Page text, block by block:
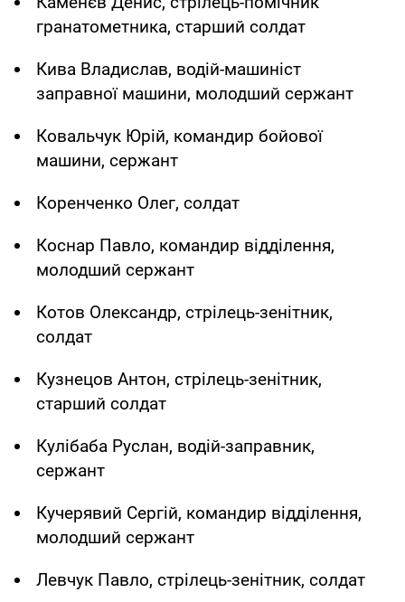
гранатометника, старший солдат
Кива Владислав, водій-машиніст
заправної машини, молодший сержант
Ковальчук Юрій, командир бойової
машини, сержант
Коренченко Олег, солдат
Коснар Павло, командир відділення,
молодший сержант
Котов Олександр, стрілець-зенітник,
солдат
Кузнецов Антон, стрілець-зенітник,
старший солдат
Кулібаба Руслан, водій-заправник,
сержант
Кучерявий Сергій, командир відділення,
молодший сержант
Левчук Павло, стрілець-зенітник, солдат